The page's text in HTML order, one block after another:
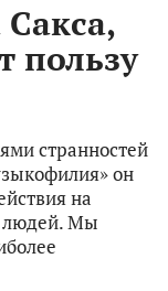
пользу
странностей
он
на
людей. Мы